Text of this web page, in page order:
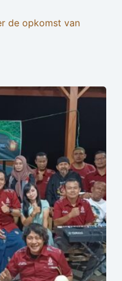
de opkomst van